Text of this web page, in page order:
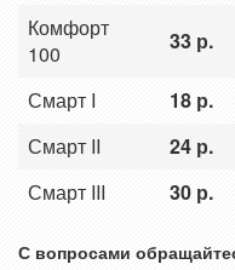
Комфорт
100
33 р.
Смарт I 18 р.
Смарт II
24 р.
Смарт III
30 р.
С вопросами